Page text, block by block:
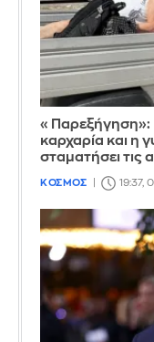
«Παρεξήγηση»:
καρχαρία και η
σταματήσει τις
ΚΟΣΜΟΣ 19:37,